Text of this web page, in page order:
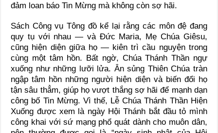
đảm loan báo Tin Mừng mà không còn sợ hãi.
Sách Công vụ Tông đồ kể lại rằng các môn đệ đang
quy tụ với nhau — và Đức Maria, Mẹ Chúa Giêsu,
cũng hiện diện giữa họ — kiên trì cầu nguyện trong
cùng một tâm hồn. Bất ngờ, Chúa Thánh Thần ngự
xuống như những lưỡi lửa. Ân sủng Thiên Chúa tràn
ngập tâm hồn những người hiện diện và biến đổi họ
tận sâu thẳm, giúp họ vượt thắng sợ hãi để mạnh dạn
công bố Tin Mừng. Vì thế, Lễ Chúa Thánh Thần Hiện
Xuống được xem là ngày Hội Thánh bắt đầu tỏ mình
công khai với sứ mạng phổ quát dành cho muôn dân,